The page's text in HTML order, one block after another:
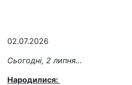
02.07.2026
Сьогодні, 2 липня…
Народилися: